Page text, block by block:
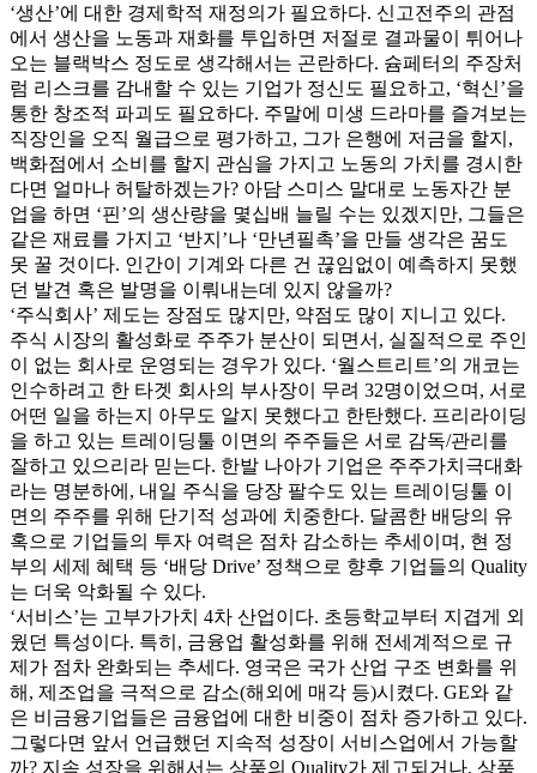
‘생산’에 대한 경제학적 재정의가 필요하다. 신고전주의 관점
에서 생산을 노동과 재화를 투입하면 저절로 결과물이 튀어나
오는 블랙박스 정도로 생각해서는 곤란하다. 슘페터의 주장처
럼 리스크를 감내할 수 있는 기업가 정신도 필요하고, ‘혁신’을
통한 창조적 파괴도 필요하다. 주말에 미생 드라마를 즐겨보는
직장인을 오직 월급으로 평가하고, 그가 은행에 저금을 할지,
백화점에서 소비를 할지 관심을 가지고 노동의 가치를 경시한
다면 얼마나 허탈하겠는가? 아담 스미스 말대로 노동자간 분
업을 하면 ‘핀’의 생산량을 몇십배 늘릴 수는 있겠지만, 그들은
같은 재료를 가지고 ‘반지’나 ‘만년필촉’을 만들 생각은 꿈도
못 꿀 것이다. 인간이 기계와 다른 건 끊임없이 예측하지 못했
던 발견 혹은 발명을 이뤄내는데 있지 않을까?
‘주식회사’ 제도는 장점도 많지만, 약점도 많이 지니고 있다.
주식 시장의 활성화로 주주가 분산이 되면서, 실질적으로 주인
이 없는 회사로 운영되는 경우가 있다. ‘월스트리트’의 개코는
인수하려고 한 타겟 회사의 부사장이 무려 32명이었으며, 서로
어떤 일을 하는지 아무도 알지 못했다고 한탄했다. 프리라이딩
을 하고 있는 트레이딩툴 이면의 주주들은 서로 감독/관리를
잘하고 있으리라 믿는다. 한발 나아가 기업은 주주가치극대화
라는 명분하에, 내일 주식을 당장 팔수도 있는 트레이딩툴 이
면의 주주를 위해 단기적 성과에 치중한다. 달콤한 배당의 유
혹으로 기업들의 투자 여력은 점차 감소하는 추세이며, 현 정
부의 세제 혜택 등 ‘배당 Drive’ 정책으로 향후 기업들의 Quality
는 더욱 악화될 수 있다.
‘서비스’는 고부가가치 4차 산업이다. 초등학교부터 지겹게 외
웠던 특성이다. 특히, 금융업 활성화를 위해 전세계적으로 규
제가 점차 완화되는 추세다. 영국은 국가 산업 구조 변화를 위
해, 제조업을 극적으로 감소(해외에 매각 등)시켰다. GE와 같
은 비금융기업들은 금융업에 대한 비중이 점차 증가하고 있다.
그렇다면 앞서 언급했던 지속적 성장이 서비스업에서 가능할
까? 지속 성장을 위해서는 상품의 Quality가 제고되거나, 상품